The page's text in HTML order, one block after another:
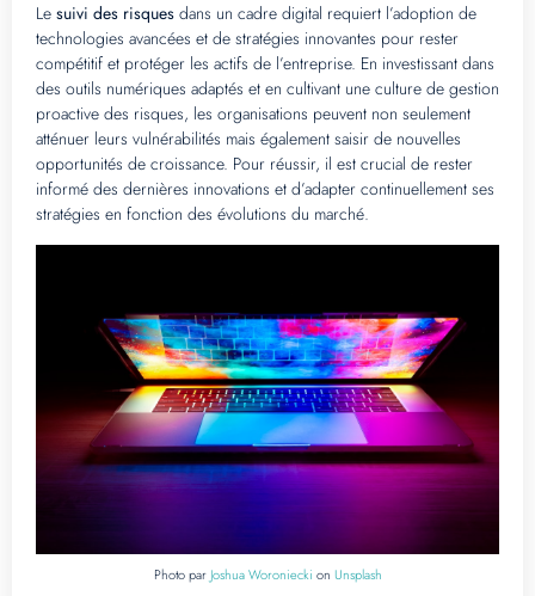
Le suivi des risques dans un cadre digital requiert l’adoption de
technologies avancées et de stratégies innovantes pour rester
compétitif et protéger les actifs de l’entreprise. En investissant dans
des outils numériques adaptés et en cultivant une culture de gestion
proactive des risques, les organisations peuvent non seulement
atténuer leurs vulnérabilités mais également saisir de nouvelles
opportunités de croissance. Pour réussir, il est crucial de rester
informé des dernières innovations et d’adapter continuellement ses
stratégies en fonction des évolutions du marché.
Photo par Joshua Woroniecki on Unsplash